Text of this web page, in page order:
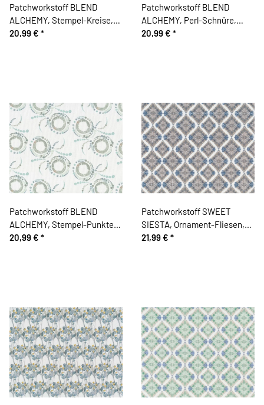
Patchworkstoff BLEND
ALCHEMY, Stempel-Kreise,
gedecktes türkisgrün
20,99 € *
Patchworkstoff BLEND
ALCHEMY, Perl-Schnüre,
helles türkis
20,99 € *
Patchworkstoff BLEND
ALCHEMY, Stempel-Punkte-
Kreise, helles türkis
20,99 € *
Patchworkstoff SWEET
SIESTA, Ornament-Fliesen,
natur dunkel-taubenblau
21,99 € *